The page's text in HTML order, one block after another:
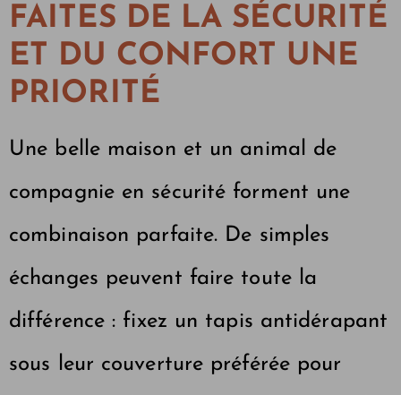
FAITES DE LA SÉCURITÉ
ET DU CONFORT UNE
PRIORITÉ
Une belle maison et un animal de
compagnie en sécurité forment une
combinaison parfaite. De simples
échanges peuvent faire toute la
différence : fixez un tapis antidérapant
sous leur couverture préférée pour